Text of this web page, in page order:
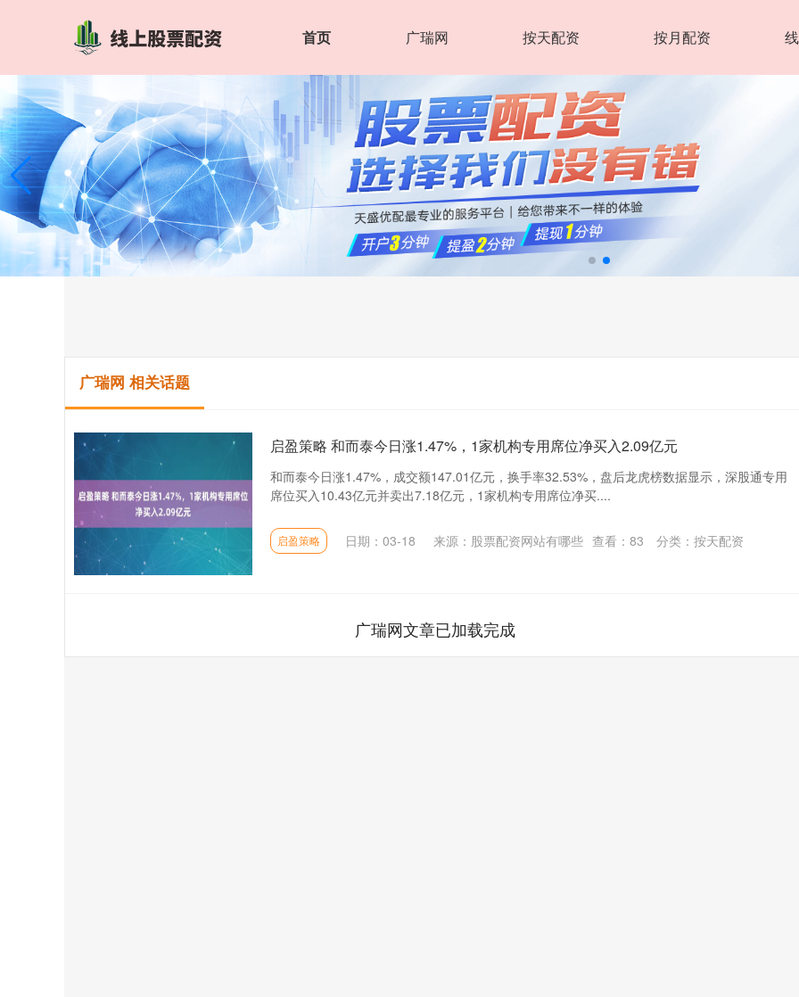
首页 广瑞网 按天配资 按月配资
广瑞网 相关话题
启盈策略 和而泰今日涨1.47%，1家机构专用席位净买入2.09亿元
和而泰今日涨1.47%，成交额147.01亿元，换手率32.53%，盘后龙虎榜数据显示，深股通专用
席位买入10.43亿元并卖出7.18亿元，1家机构专用席位净买....
启盈策略 日期：03-18 来源：股票配资网站有哪些 查看： 83 分类： 按天配资
广瑞网文章已加载完成